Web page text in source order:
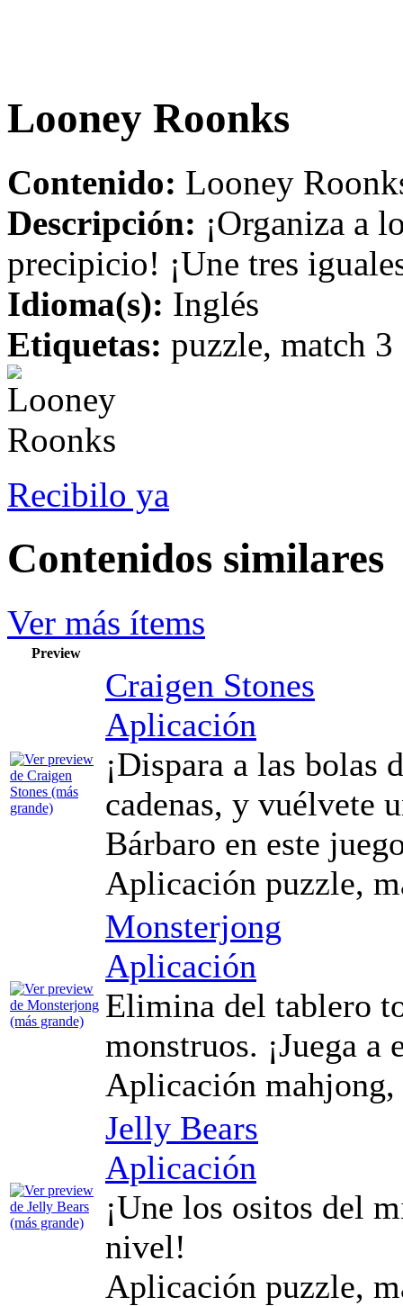
Looney Roonks
Contenido: Looney
Descripción: ¡Organiza a
precipicio! ¡Une tres
Idioma(s): Inglés
Etiquetas: puzzle, match 3
Recibilo ya
Contenidos similares
Ver más ítems
Preview
Craigen Stones
Aplicación
¡Dispara a las bolas
cadenas, y vuélvete
Bárbaro en este
Aplicación puzzle,
Monsterjong
Aplicación
Elimina del tablero
monstruos. ¡Juega a
Aplicación
Jelly Bears
Aplicación
¡Une los ositos del
nivel!
Aplicación puzzle,